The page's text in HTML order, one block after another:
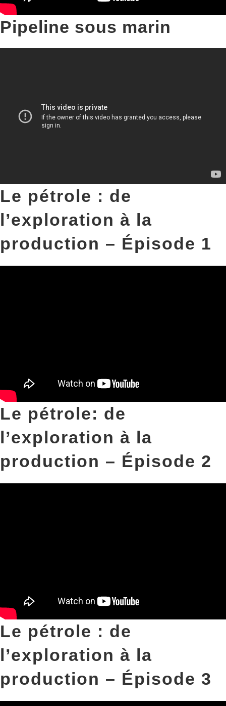
Pipeline sous marin
Le pétrole : de
l’exploration à la
production – Épisode 1
Le pétrole: de
l’exploration à la
production – Épisode 2
Le pétrole : de
l’exploration à la
production – Épisode 3